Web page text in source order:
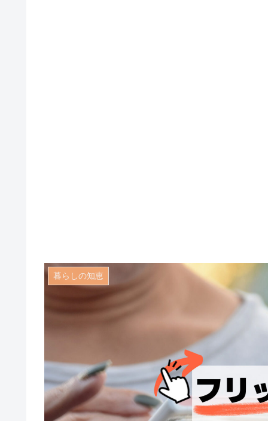
暮らしの知恵